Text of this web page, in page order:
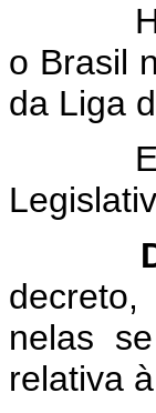
o Brasil
da Liga
E
nelas
relativa